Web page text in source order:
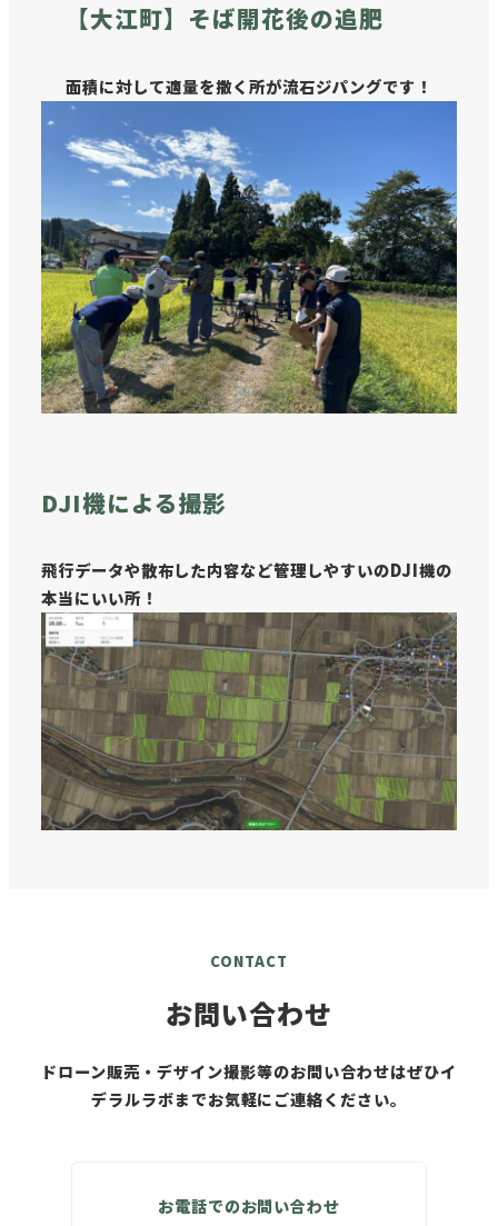
【大江町】そば開花後の追肥
面積に対して適量を撒く所が流石ジパングです！
DJI機による撮影
飛行データや散布した内容など管理しやすいのDJI機の
本当にいい所！
CONTACT
お問い合わせ
ドローン販売・デザイン撮影等のお問い合わせはぜひイ
デラルラボまでお気軽にご連絡ください。
お電話でのお問い合わせ